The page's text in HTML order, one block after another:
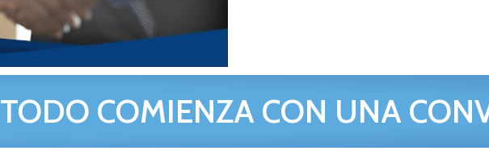
TODO COMIENZA CON UNA